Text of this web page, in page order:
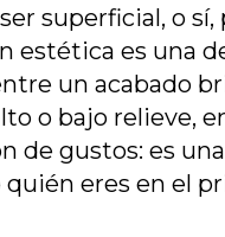
superficial, o sí,
estética es una
un acabado
o bajo relieve,
de gustos: es
eres en el